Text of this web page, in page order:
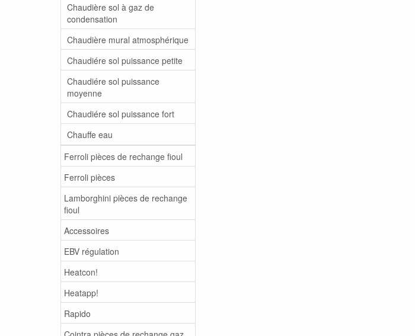
Chaudière sol à gaz de
condensation
Chaudière mural atmosphérique
Chaudiére sol puissance petite
Chaudiére sol puissance
moyenne
Chaudiére sol puissance fort
Chauffe eau
Ferroli pièces de rechange fioul
Ferroli pièces
Lamborghini pièces de rechange
fioul
Accessoires
EBV régulation
Heatcon!
Heatapp!
Rapido